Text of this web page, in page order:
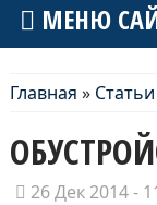
МЕНЮ
Главная » Статьи
26 Дек 2014 -